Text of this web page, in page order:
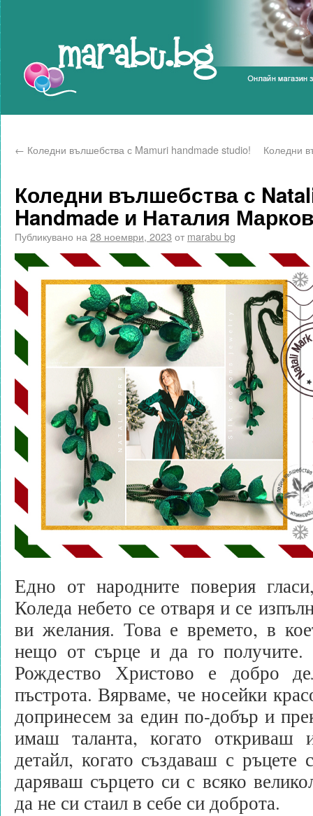
← Коледни вълшебства с Mamuri handmade studio! Коледни
Коледни вълшебства с
Handmade и Наталия
Публикувано на 28 ноември, 2023 от marabu bg
Едно от народните поверия
Коледа небето се отваря и се
ви желания. Това е времето, в
нещо от сърце и да го
Рождество Христово е добро
пъстрота. Вярваме, че носейки
допринесем за един по-добър и
имаш таланта, когато откриваш
детайл, когато създаваш с ръцете
даряваш сърцето си с всяко
да не си стаил в себе си доброта.